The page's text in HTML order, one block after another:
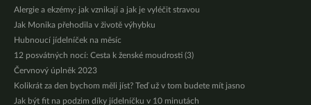
Alergie a ekzémy: jak vznikají a jak je vyléčit stravou
Jak Monika přehodila v životě výhybku
Hubnoucí jídelníček na měsíc
12 posvátných nocí: Cesta k ženské moudrosti (3)
Červnový úplněk 2023
Kolikrát za den bychom měli jíst? Teď už v tom budete mít jasno
Jak být fit na podzim díky jídelníčku v 10 minutách